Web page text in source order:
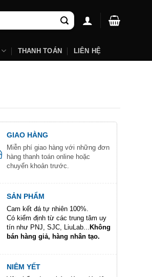
THANH TOÁN LIÊN HỆ
GIAO HÀNG
Miễn phí giao hàng với những đơn
hàng thanh toán online hoặc
chuyển khoản trước.
SẢN PHẨM
Cam kết đá tự nhiên 100%.
Có kiểm định từ các trung tâm uy
tín như PNJ, SJC, LiuLab...
Không
bán hàng giả, hàng nhân tạo.
NIÊM YẾT